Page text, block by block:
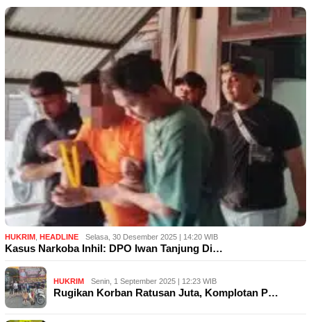
HUKRIM HEADLINE Selasa, 30 Desember 2025 | 14:20 WIB
Kasus Narkoba Inhil: DPO Iwan Tanjung Di…
HUKRIM Senin, 1 September 2025 | 12:23 WIB
Rugikan Korban Ratusan Juta, Komplotan P…